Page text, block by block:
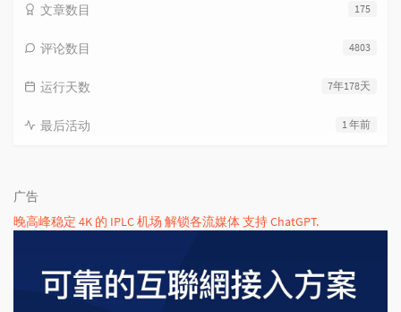
175
文章数目
4803
评论数目
7年178天
运行天数
1 年前
最后活动
广告
晚高峰稳定 4K 的 IPLC 机场 解锁各流媒体 支持 ChatGPT.